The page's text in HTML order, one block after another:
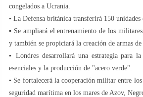
congelados a Ucrania.
▪️ La Defensa británica transferirá 150
▪️ Se ampliará el entrenamiento de los
y también se propiciará la creación de armas de
▪️ Londres desarrollará una estrategia para
esenciales y la producción de "acero verde".
▪️ Se fortalecerá la cooperación militar entre
seguridad marítima en los mares de Azov,